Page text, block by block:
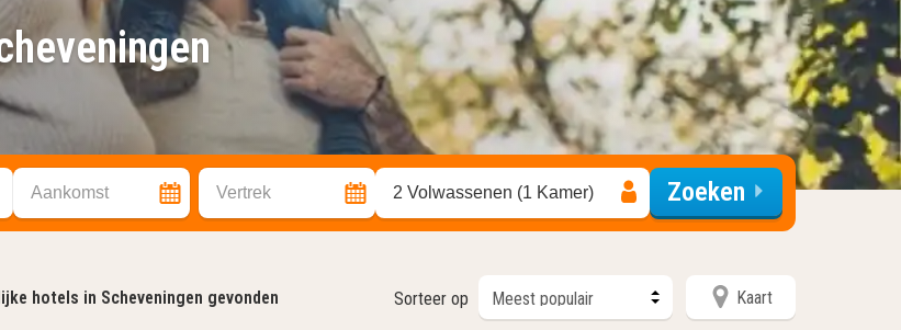
Aankomst Vertrek 2 Volwassenen (1 Kamer) Zoeken
hotels in Scheveningen gevonden Sorteer op Kaart